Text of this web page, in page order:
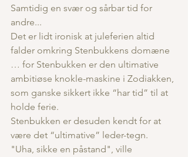
Samtidig en svær og sårbar tid for
andre...
Det er lidt ironisk at juleferien altid
falder omkring Stenbukkens domæne
… for Stenbukken er den ultimative
ambitiøse knokle-maskine i Zodiakken,
som ganske sikkert ikke “har tid” til at
holde ferie.
Stenbukken er desuden kendt for at
være det “ultimative” leder-tegn.
"Uha, sikke en påstand", ville